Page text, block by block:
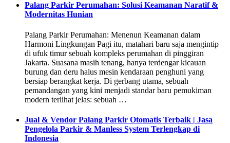
Palang Parkir Perumahan: Solusi Keamanan Naratif &
Modernitas Hunian
Palang Parkir Perumahan: Menenun Keamanan dalam
Harmoni Lingkungan Pagi itu, matahari baru saja mengintip
di ufuk timur sebuah kompleks perumahan di pinggiran
Jakarta. Suasana masih tenang, hanya terdengar kicauan
burung dan deru halus mesin kendaraan penghuni yang
bersiap berangkat kerja. Di gerbang utama, sebuah
pemandangan yang kini menjadi standar baru pemukiman
modern terlihat jelas: sebuah …
Jual & Vendor Palang Parkir Otomatis Terbaik | Jasa
Pengelola Parkir & Manless System Terlengkap di
Indonesia